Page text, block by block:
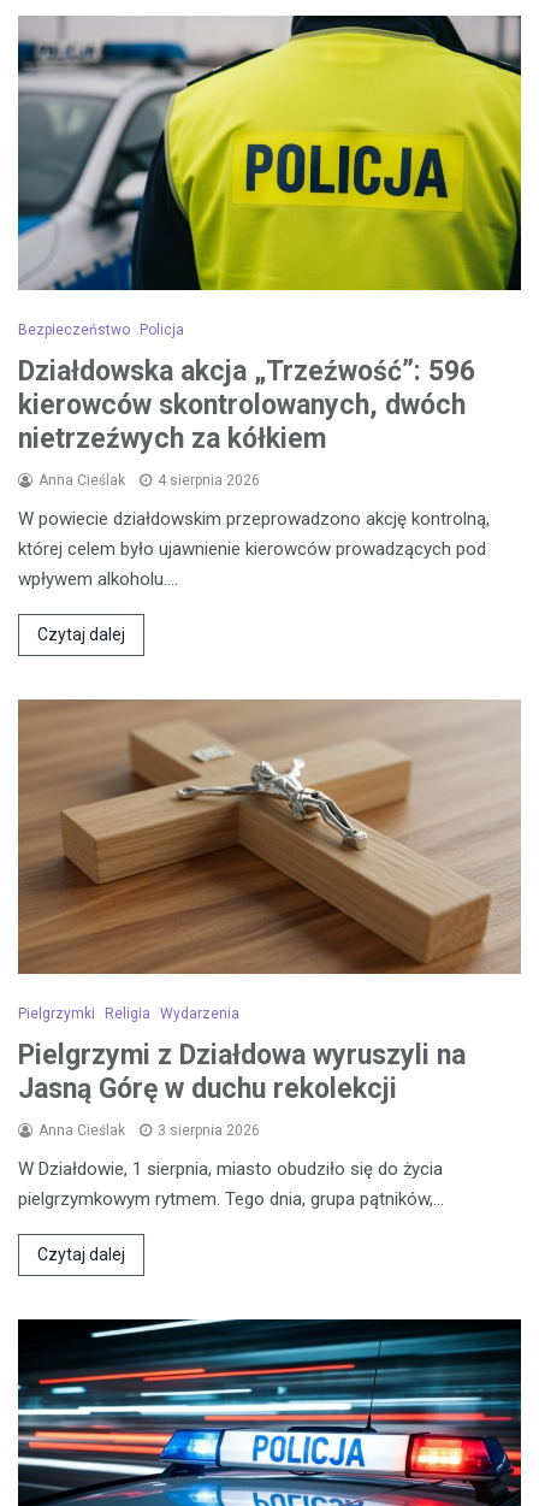
Bezpieczeństwo Policja
Działdowska akcja „Trzeźwość”: 596
kierowców skontrolowanych, dwóch
nietrzeźwych za kółkiem
Anna Cieślak 4 sierpnia 2026
W powiecie działdowskim przeprowadzono akcję kontrolną,
której celem było ujawnienie kierowców prowadzących pod
wpływem alkoholu.…
Czytaj dalej
Pielgrzymki Religia Wydarzenia
Pielgrzymi z Działdowa wyruszyli na
Jasną Górę w duchu rekolekcji
Anna Cieślak 3 sierpnia 2026
W Działdowie, 1 sierpnia, miasto obudziło się do życia
pielgrzymkowym rytmem. Tego dnia, grupa pątników,…
Czytaj dalej